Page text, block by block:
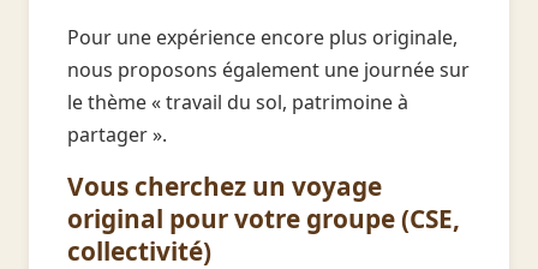
Pour une expérience encore plus originale,
nous proposons également une journée sur
le thème « travail du sol, patrimoine à
partager ».
Vous cherchez un voyage
original pour votre groupe (CSE,
collectivité)